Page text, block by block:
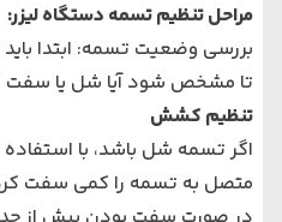
مراحل تنظیم تسمه دستگاه لیزر:
بررسی وضعیت تسمه: ابتدا
تا مشخص شود آیا شل یا
تنظیم کشش
اگر تسمه شل باشد، با استفاده
متصل به تسمه را کمی سفت